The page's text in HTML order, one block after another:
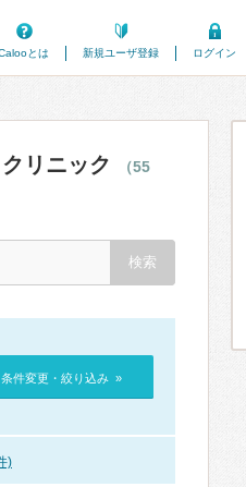
とは
新規ユーザ登録 ログイン
リニック
（55
条件変更・絞り込み »
)